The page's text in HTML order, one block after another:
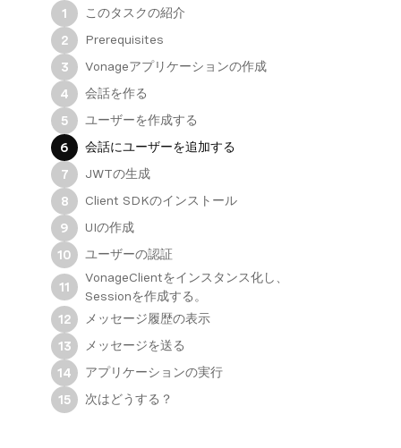
1
このタスクの紹介
2
Prerequisites
3
Vonageアプリケーションの作成
4
会話を作る
5
ユーザーを作成する
6
会話にユーザーを追加する
7
JWTの生成
8
Client SDKのインストール
9
UIの作成
10
ユーザーの認証
11
VonageClientをインスタンス化し、
Sessionを作成する。
12
メッセージ履歴の表示
13
メッセージを送る
14
アプリケーションの実行
15
次はどうする？